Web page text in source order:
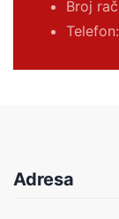
Broj
Adresa